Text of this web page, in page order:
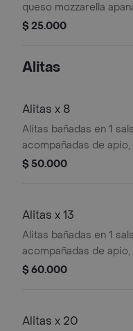
queso mozzarella
$ 25.000
Alitas
Alitas x 8
Alitas bañadas en 1
acompañadas de apio,
nuestra salsa ranch
$ 50.000
Alitas x 13
Alitas bañadas en 1
acompañadas de apio,
nuestra salsa ranch
$ 60.000
Alitas x 20